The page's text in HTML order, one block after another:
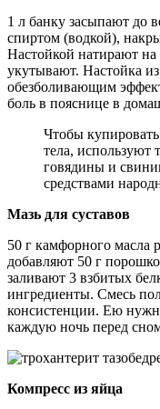
1 л банку засыпают до
спиртом (водкой),
Настойкой натирают
укутывают. Настойка
обезболивающим
боль в пояснице в
Чтобы
тела, используют
говядины и
средствами
Мазь для суставов
50 г камфорного масла
добавляют 50 г
заливают 3 взбитых
ингредиенты. Смесь
консистенции. Ею
каждую ночь перед
Компресс из яйца